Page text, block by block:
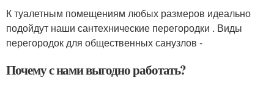
К туалетным помещениям любых размеров идеально
подойдут наши сантехнические перегородки . Виды
перегородок для общественных санузлов -
Почему с нами выгодно работать?